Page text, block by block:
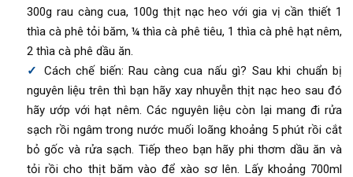
300g rau càng cua, 100g thịt nạc heo với gia vị cần thiết 1
thìa cà phê tỏi băm, ¼ thìa cà phê tiêu, 1 thìa cà phê hạt nêm,
2 thìa cà phê dầu ăn.
Cách chế biến: Rau càng cua nấu gì? Sau khi chuẩn bị
nguyên liệu trên thì bạn hãy xay nhuyễn thịt nạc heo sau đó
hãy ướp với hạt nêm. Các nguyên liệu còn lại mang đi rửa
sạch rồi ngâm trong nước muối loãng khoảng 5 phút rồi cắt
bỏ gốc và rửa sạch. Tiếp theo bạn hãy phi thơm dầu ăn và
tỏi rồi cho thịt băm vào để xào sơ lên. Lấy khoảng 700ml